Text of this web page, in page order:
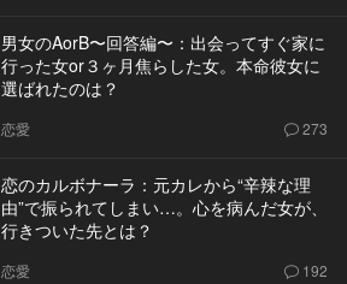
男女のAorB〜回答編〜：出会ってすぐ家に
行った女or３ヶ月焦らした女。本命彼女に
選ばれたのは？
恋愛 273
恋のカルボナーラ：元カレから“辛辣な理
由”で振られてしまい…。心を病んだ女が、
行きついた先とは？
恋愛 192